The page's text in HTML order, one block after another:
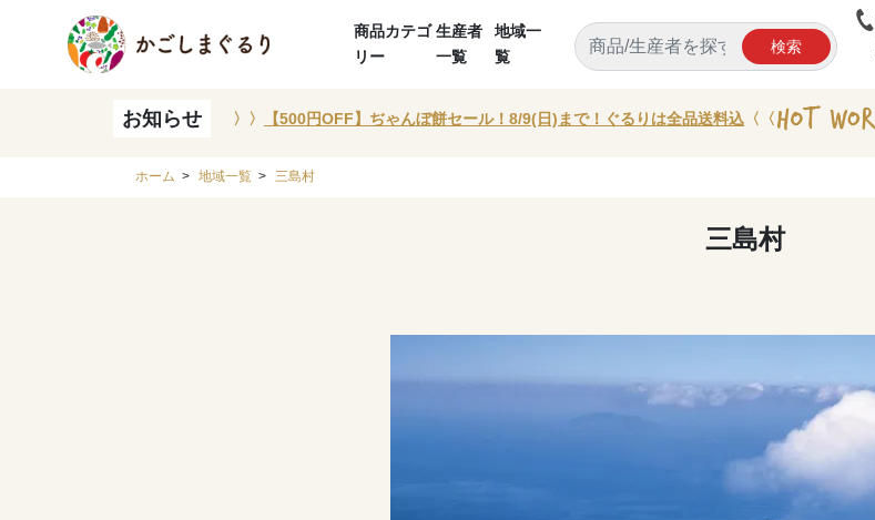
商品カテゴ
リー
生産者
一覧
地域一
覧
検索
お知らせ 〉〉 【500円OFF】ぢゃんぼ餅セール！8/9(日)まで！ぐるりは全品送料込 〈〈
ホーム > 地域一覧 > 三島村
三島村